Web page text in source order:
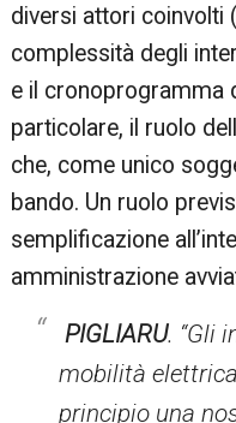
diversi attori coinvolti
complessità degli
e il cronoprogramma
particolare, il ruolo
che, come unico
bando. Un ruolo
semplificazione
amministrazione
PIGLIARU. “Gli
mobilità
principio una